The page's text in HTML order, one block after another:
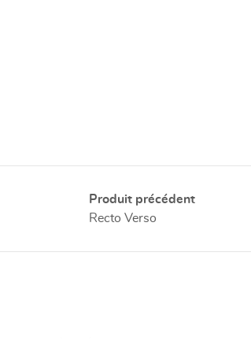
Produit précédent
Recto Verso